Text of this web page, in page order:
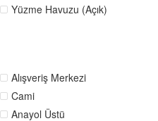
Yüzme Havuzu (Açık)
Alışveriş Merkezi
Cami
Anayol Üstü